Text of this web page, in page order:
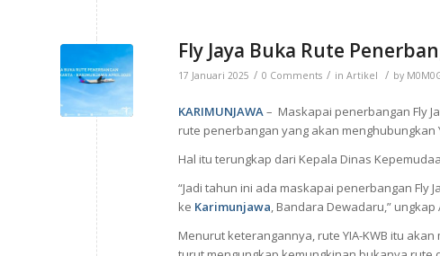
Fly Jaya Buka Rute
17 Januari 2025 / 0 Comments / in Artikel / by
KARIMUNJAWA– Maskapai penerbangan Fly
rute penerbangan yang akan menghubungkan
Hal itu terungkap dari Kepala Dinas
“Jadi tahun ini ada maskapai penerbangan Fly
ke Karimunjawa, Bandara Dewadaru,” ungkap
Menurut keterangannya, rute YIA-KWB itu